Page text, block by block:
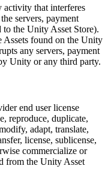
activity that interferes
servers, payment
to the Unity Asset Store).
Assets found on the Unity
any servers, payment
Unity or any third party.
end user license
reproduce, duplicate,
adapt, translate,
license, sublicense,
commercialize or
from the Unity Asset